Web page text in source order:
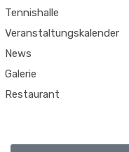
Tennishalle
Veranstaltungskalender
News
Galerie
Restaurant